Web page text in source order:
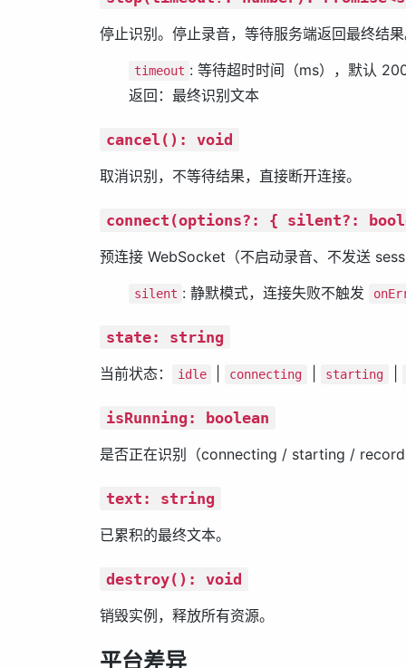
停止识别。停止录音，等待服务端返回最终结
timeout : 等待超时时间（ms），默认
返回：最终识别文本
cancel(): void
取消识别，不等待结果，直接断开连接。
connect(options?: { silent?:
预连接 WebSocket（不启动录音、不发送
silent : 静默模式，连接失败不触发
state: string
当前状态：
idle connecting starting
isRunning: boolean
是否正在识别（connecting / starting /
text: string
已累积的最终文本。
destroy(): void
销毁实例，释放所有资源。
平台差异